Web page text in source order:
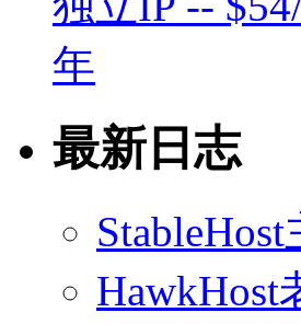
最新日志
HawkHost